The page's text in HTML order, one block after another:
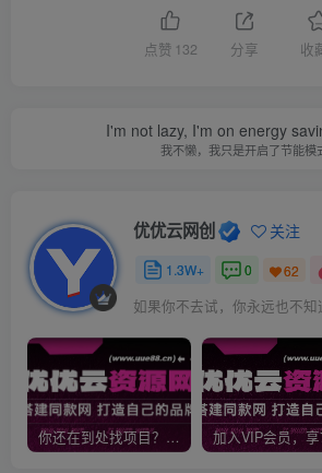
点赞 132 分享 收
I'm not lazy, I'm on energy
我不懒，我只是开启了节能模
优优云网创 关注
1.3W+ 0 62
如果你不去试，你永远也不
你还在到处找项目？还在当韭菜？我靠网创资源站一个月收入5万+，曾经我也是个失败者。